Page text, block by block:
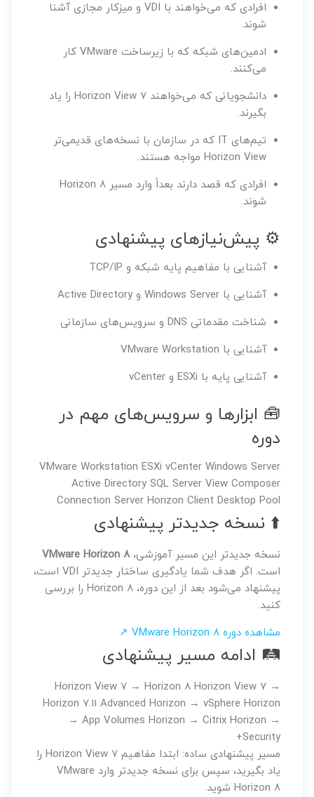
افرادی که می‌خواهند با VDI و میزکار مجازی آشنا
شوند.
ادمین‌های شبکه که با زیرساخت VMware کار
می‌کنند.
دانشجویانی که می‌خواهند Horizon View 7 را یاد
بگیرند.
تیم‌های IT که در سازمان با نسخه‌های قدیمی‌تر
Horizon View مواجه هستند.
افرادی که قصد دارند بعداً وارد مسیر Horizon 8
شوند.
⚙️ پیش‌نیازهای پیشنهادی
آشنایی با مفاهیم پایه شبکه و TCP/IP
آشنایی با Windows Server و Active Directory
شناخت مقدماتی DNS و سرویس‌های سازمانی
آشنایی با VMware Workstation
آشنایی پایه با ESXi و vCenter
🧰 ابزارها و سرویس‌های مهم در
دوره
VMware Workstation ESXi vCenter Windows Server
Active Directory SQL Server View Composer
Connection Server Horizon Client Desktop Pool
⬆️ نسخه جدیدتر پیشنهادی
نسخه جدیدتر این مسیر آموزشی،VMware Horizon 8
است. اگر هدف شما یادگیری ساختار جدیدتر VDI است،
پیشنهاد می‌شود بعد از این دوره، Horizon 8 را بررسی
کنید.
مشاهده دوره VMware Horizon 8 ↗
🛤️ ادامه مسیر پیشنهادی
Horizon View 7 → Horizon 8 Horizon View 7 →
Horizon 7.11 Advanced Horizon → vSphere Horizon
→ App Volumes Horizon → Citrix Horizon →
Security+
مسیر پیشنهادی ساده: ابتدا مفاهیم Horizon View 7 را
یاد بگیرید، سپس برای نسخه جدیدتر وارد VMware
Horizon 8 شوید.